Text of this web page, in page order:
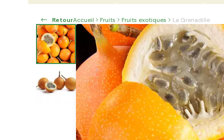
RetourAccueil Fruits Fruits exotiques La Grenadille